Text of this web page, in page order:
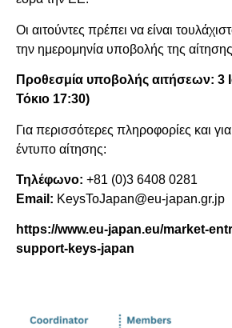
Οι αιτούντες πρέπει να είναι
την ημερομηνία υποβολής της
Προθεσμία υποβολής αιτήσεων: 3
Τόκιο 17:30)
Για περισσότερες πληροφορίες και
έντυπο αίτησης:
Τηλέφωνο: +81 (0)3 6408 0281
Email: KeysToJapan@eu-japan.gr.jp
https://www.eu-japan.eu/market-
support-keys-japan